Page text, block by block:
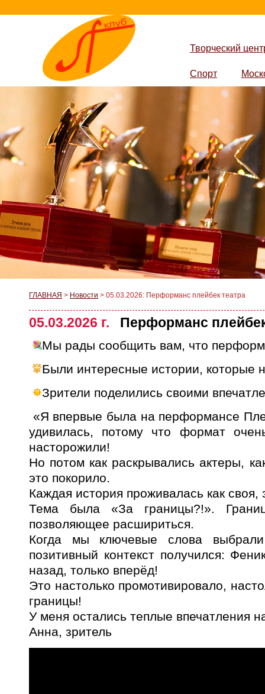
Творческий
Спорт
ГЛАВНАЯ > Новости > 05.03.2026: Перформанс плейбек театра
05.03.2026 г. Перформанс
Мы рады сообщить вам, что
Были интересные истории, которые
Зрители поделились своими
«Я впервые была на перформансе
удивилась, потому что формат
насторожили!
Но потом как раскрывались актеры,
это покорило.
Каждая история проживалась как своя,
Тема была «За границы?!».
позволяющее расшириться.
Когда мы ключевые слова
позитивный контекст получился:
назад, только вперёд!
Это настолько промотивировало,
границы!
У меня остались теплые впечатления
Анна, зритель